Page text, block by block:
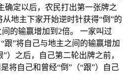
确定以后，农民打出第一张牌之
地主下家开始逆时针获得“倒”的
的输赢增加到2倍。 一家叫过
跟”将自己与地主之间的输赢增加
）之后，自己第二轮出牌之前，
将自己和曾经“倒”（“跟”）自己